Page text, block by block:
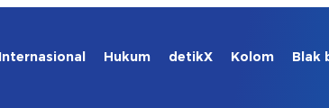
Internasional Hukum detikX Kolom Blak